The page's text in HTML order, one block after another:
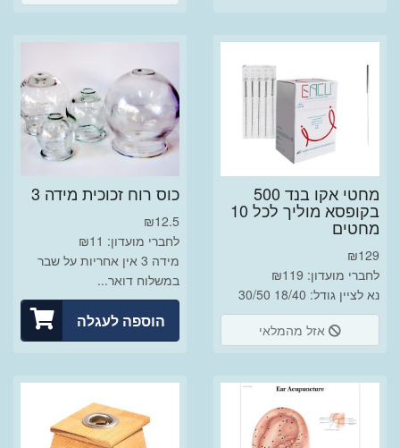
מחטי אקו בנד 500
בקופסא מוליך לכל 10
מחטים
₪129
לחברי מועדון: ₪119
נא לציין גודל: 18/40 30/50
אזל מהמלאי
כוס רוח זכוכית מידה 3
₪12.5
לחברי מועדון: ₪11
מידה 3 אין אחריות על שבר
במשלוח דואר...
הוספה לעגלה